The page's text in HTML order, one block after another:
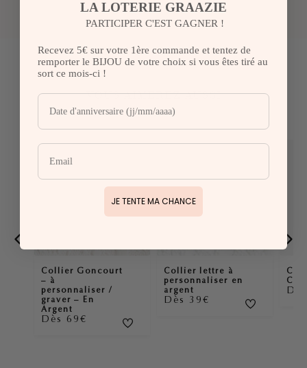
lun-ven
VOUS AIMEREZ AUSSI
Collier Goncourt
– à
personnaliser /
graver – En
Argent
Dès 69€
Collier lettre à
personnaliser en
argent
Dès 39€
LA LOTERIE GRAAZIE
PARTICIPER C'EST GAGNER !
Recevez 5€ sur votre 1ère commande et tentez de
remporter le BIJOU de votre choix si vous êtes tiré au
sort ce mois-ci !
JE TENTE MA CHANCE